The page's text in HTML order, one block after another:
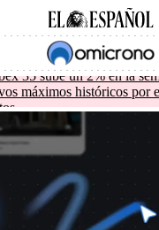
35 sube un 2% en la
máximos históricos por